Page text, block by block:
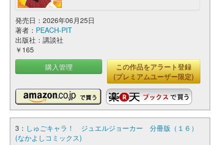
発売日：2026年06月25日
著者： PEACH-PIT
出版社：講談社
￥165
購入管理
この作品をアラート登録
(プレミアムユーザー限定)
3： しゅごキャラ！ ジュエルジョーカー 分冊版（１６）
(なかよしコミックス)